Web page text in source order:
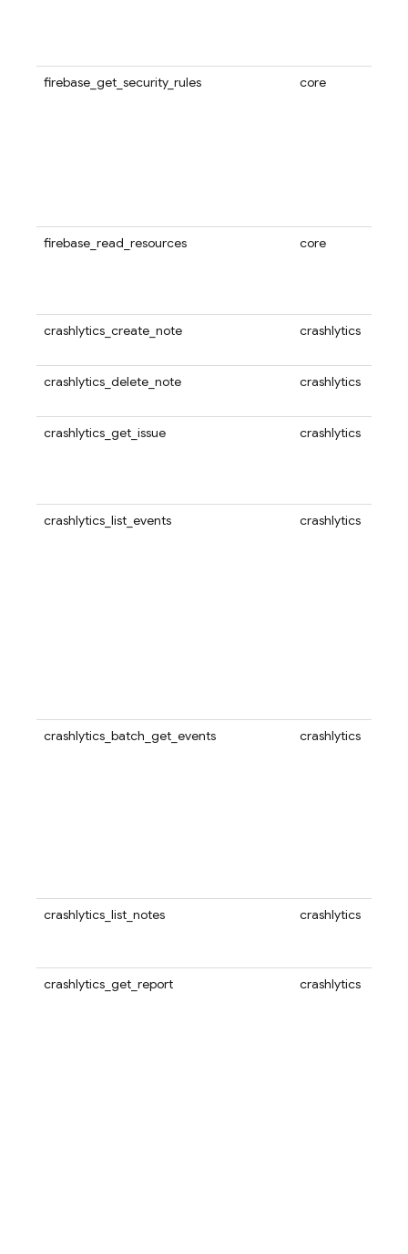
firebase_get_security_rules core
firebase_read_resources core
crashlytics_create_note crashlytics
crashlytics_delete_note crashlytics
crashlytics_get_issue crashlytics
crashlytics_list_events crashlytics
crashlytics_batch_get_events crashlytics
crashlytics_list_notes crashlytics
crashlytics_get_report crashlytics